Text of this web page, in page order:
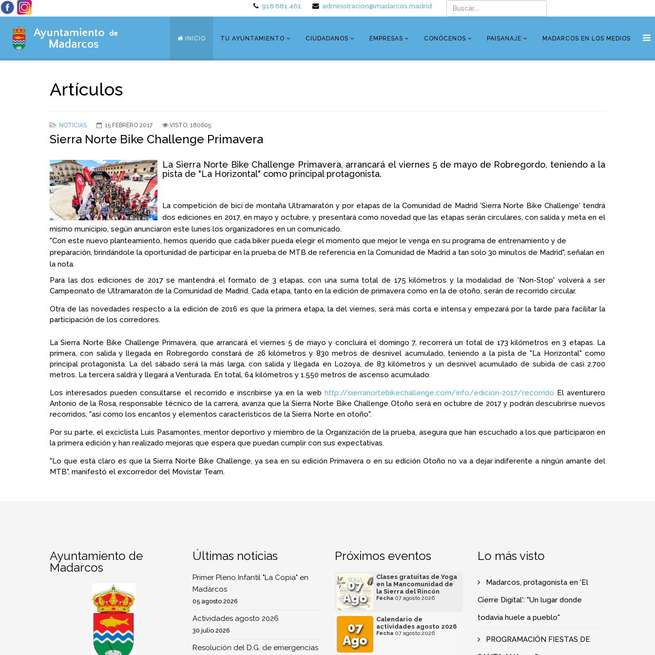
918 681 461 administracion@madarcos.madrid
INICIO TU AYUNTAMIENTO CIUDADANOS EMPRESAS CONÓCENOS PAISANAJE MADARCOS EN LOS MEDIOS
Artículos
NOTICIAS 15 FEBRERO 2017 VISTO: 180605
Sierra Norte Bike Challenge Primavera
La Sierra Norte Bike Challenge Primavera, arrancará el viernes 5 de mayo de Robregordo, teniendo a la
pista de "La Horizontal" como principal protagonista.
La competición de bici de montaña Ultramaratón y por etapas de la Comunidad de Madrid 'Sierra Norte Bike Challenge' tendrá
dos ediciones en 2017, en mayo y octubre, y presentará como novedad que las etapas serán circulares, con salida y meta en el
mismo municipio, según anunciaron este lunes los organizadores en un comunicado.
"Con este nuevo planteamiento, hemos querido que cada biker pueda elegir el momento que mejor le venga en su programa de entrenamiento y de
preparación, brindándole la oportunidad de participar en la prueba de MTB de referencia en la Comunidad de Madrid a tan solo 30 minutos de Madrid", señalan en
la nota.
Para las dos ediciones de 2017 se mantendrá el formato de 3 etapas, con una suma total de 175 kilómetros y la modalidad de 'Non-Stop' volverá a ser
Campeonato de Ultramaratón de la Comunidad de Madrid. Cada etapa, tanto en la edición de primavera como en la de otoño, serán de recorrido circular.
Otra de las novedades respecto a la edición de 2016 es que la primera etapa, la del viernes, será más corta e intensa y empezará por la tarde para facilitar la
participación de los corredores.
La Sierra Norte Bike Challenge Primavera, que arrancará el viernes 5 de mayo y concluirá el domingo 7, recorrerá un total de 173 kilómetros en 3 etapas. La
primera, con salida y llegada en Robregordo constará de 26 kilómetros y 830 metros de desnivel acumulado, teniendo a la pista de "La Horizontal" como
principal protagonista. La del sábado será la más larga, con salida y llegada en Lozoya, de 83 kilómetros y un desnivel acumulado de subida de casi 2.700
metros. La tercera saldrá y llegará a Venturada. En total, 64 kilómetros y 1.550 metros de ascenso acumulado.
Los interesados pueden consultarse el recorrido e inscribirse ya en la web http://sierranortebikechallenge.com/info/edicion-2017/recorrido El aventurero
Antonio de la Rosa, responsable técnico de la carrera, avanza que la Sierra Norte Bike Challenge Otoño será en octubre de 2017 y podrán descubrirse nuevos
recorridos, "así como los encantos y elementos característicos de la Sierra Norte en otoño".
Por su parte, el exciclista Luis Pasamontes, mentor deportivo y miembro de la Organización de la prueba, asegura que han escuchado a los que participaron en
la primera edición y han realizado mejoras que espera que puedan cumplir con sus expectativas.
"Lo que está claro es que la Sierra Norte Bike Challenge, ya sea en su edición Primavera o en su edición Otoño no va a dejar indiferente a ningún amante del
MTB", manifestó el excorredor del Movistar Team.
Ayuntamiento de
Madarcos
Últimas noticias
Primer Pleno Infantil "La Copia" en
Madarcos
05 agosto 2026
Actividades agosto 2026
30 julio 2026
Resolución del D.G. de emergencias
Próximos eventos
07
Ago
Clases gratuitas de Yoga
en la Mancomunidad de
la Sierra del Rincón
Fecha 07 agosto 2026
07
Ago
Calendario de
actividades agosto 2026
Fecha 07 agosto 2026
Lo más visto
Madarcos, protagonista en 'El
Cierre Digital': "Un lugar donde
todavía huele a pueblo"
PROGRAMACIÓN FIESTAS DE